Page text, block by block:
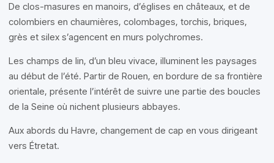
De clos-masures en manoirs, d’églises en châteaux, et de
colombiers en chaumières, colombages, torchis, briques,
grès et silex s’agencent en murs polychromes.
Les champs de lin, d’un bleu vivace, illuminent les paysages
au début de l’été. Partir de Rouen, en bordure de sa frontière
orientale, présente l’intérêt de suivre une partie des boucles
de la Seine où nichent plusieurs abbayes.
Aux abords du Havre, changement de cap en vous dirigeant
vers Étretat.